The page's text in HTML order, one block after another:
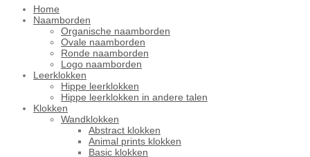
Home
Naamborden
Organische naamborden
Ovale naamborden
Ronde naamborden
Logo naamborden
Leerklokken
Hippe leerklokken
Hippe leerklokken in andere talen
Klokken
Wandklokken
Abstract klokken
Animal prints klokken
Basic klokken